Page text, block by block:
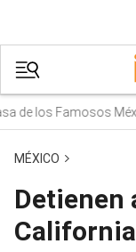
los Famosos México
MÉXICO
Detienen